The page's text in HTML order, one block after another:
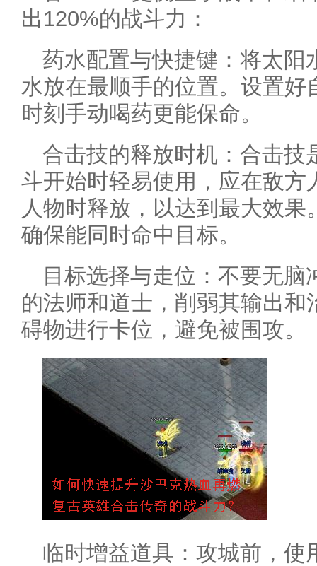
出120%的战斗力：
药水配置与快捷键：将太阳
水放在最顺手的位置。设置好
时刻手动喝药更能保命。
合击技的释放时机：合击技
斗开始时轻易使用，应在敌方
人物时释放，以达到最大效
确保能同时命中目标。
目标选择与走位：不要无
的法师和道士，削弱其输出
碍物进行卡位，避免被围攻。
临时增益道具：攻城前，使